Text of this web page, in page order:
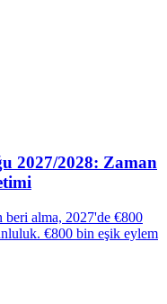
2027/2028: Zaman
alma, 2027'de €800
€800 bin eşik eylem